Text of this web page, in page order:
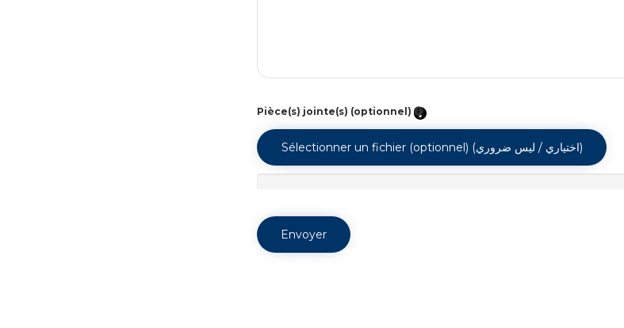
Pièce(s) jointe(s) (optionnel)
Sélectionner un fichier (optionnel) (اختياري / ليس ضروري)